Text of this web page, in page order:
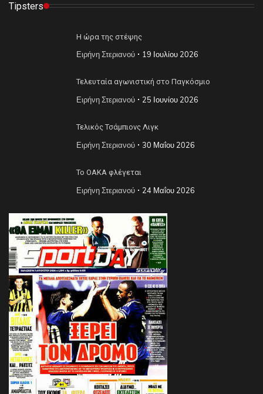
Tipsters
Η ώρα της στέψης
Ειρήνη Στεριανού 19 Ιουλίου 2026
Τελευταία αγωνιστική στο Παγκόσμιο
Ειρήνη Στεριανού 25 Ιουνίου 2026
Τελικός Τσάμπιονς Λιγκ
Ειρήνη Στεριανού 30 Μαΐου 2026
Το ΟΑΚΑ φλέγεται
Ειρήνη Στεριανού 24 Μαΐου 2026